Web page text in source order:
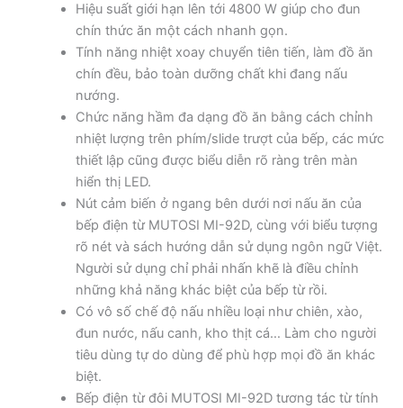
Hiệu suất giới hạn lên tới 4800 W giúp cho đun
chín thức ăn một cách nhanh gọn.
Tính năng nhiệt xoay chuyển tiên tiến, làm đồ ăn
chín đều, bảo toàn dưỡng chất khi đang nấu
nướng.
Chức năng hầm đa dạng đồ ăn bằng cách chỉnh
nhiệt lượng trên phím/slide trượt của bếp, các mức
thiết lập cũng được biểu diễn rõ ràng trên màn
hiển thị LED.
Nút cảm biến ở ngang bên dưới nơi nấu ăn của
bếp điện từ MUTOSI MI-92D, cùng với biểu tượng
rõ nét và sách hướng dẫn sử dụng ngôn ngữ Việt.
Người sử dụng chỉ phải nhấn khẽ là điều chỉnh
những khả năng khác biệt của bếp từ rồi.
Có vô số chế độ nấu nhiều loại như chiên, xào,
đun nước, nấu canh, kho thịt cá… Làm cho người
tiêu dùng tự do dùng để phù hợp mọi đồ ăn khác
biệt.
Bếp điện từ đôi MUTOSI MI-92D tương tác từ tính